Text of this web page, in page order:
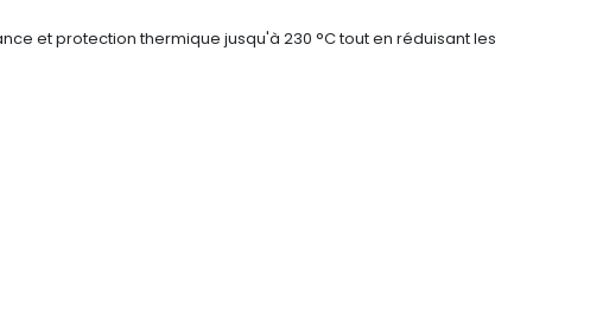
et protection thermique jusqu'à 230 °C tout en réduisant les